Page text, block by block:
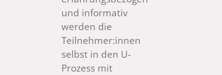
und informativ
werden die
Teilnehmer:innen
selbst in den U-
Prozess mit